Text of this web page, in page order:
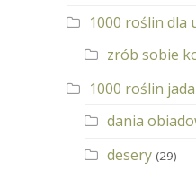
1000 roślin dla
zrób sobie
1000 roślin
dania
desery (29)